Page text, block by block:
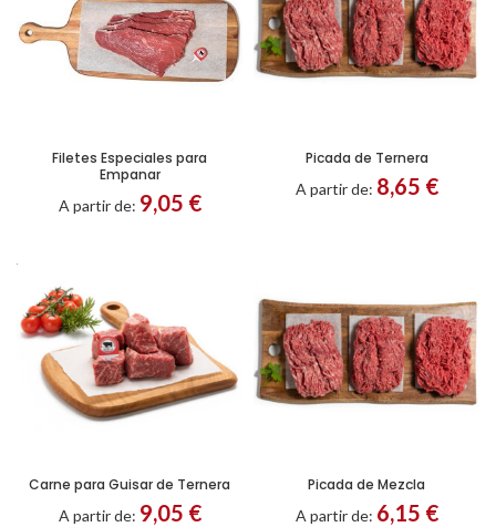
Gastos
de
Filetes Especiales para
Empanar
A partir de: 9,05 €
Picada de Ternera
A partir de: 8,65 €
Carne para Guisar de Ternera
A partir de: 9,05 €
Picada de Mezcla
A partir de: 6,15 €